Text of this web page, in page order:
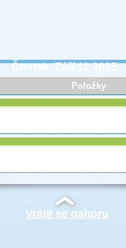
Čtvrtek, Září 11 2025
Položky
Vrátit se nahoru